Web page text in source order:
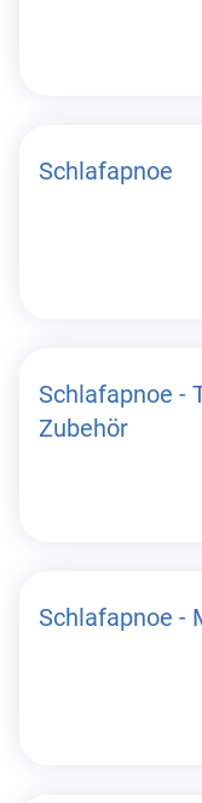
Schlafapnoe
Schlafapnoe -
Zubehör
Schlafapnoe -